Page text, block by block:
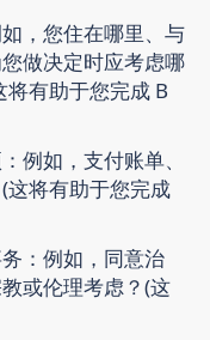
，您住在哪里、与
做决定时应考虑哪
有助于您完成 B
例如，支付账单、
这将有助于您完成
：例如，同意治
或伦理考虑？(这